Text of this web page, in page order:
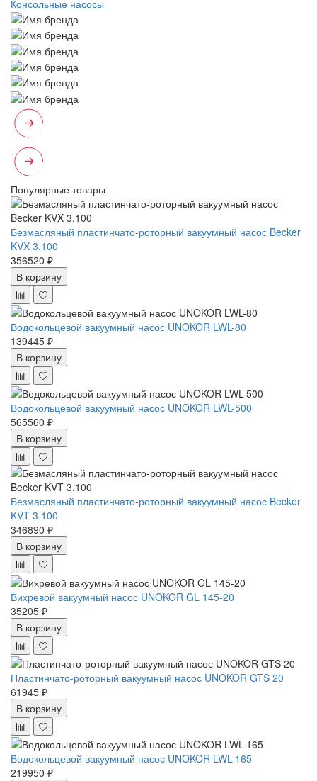
Консольные насосы
Популярные товары
Безмасляный пластинчато-роторный вакуумный насос Becker
KVX 3.100
356520 ₽
В корзину
Водокольцевой вакуумный насос UNOKOR LWL-80
139445 ₽
В корзину
Водокольцевой вакуумный насос UNOKOR LWL-500
565560 ₽
В корзину
Безмасляный пластинчато-роторный вакуумный насос Becker
KVT 3.100
346890 ₽
В корзину
Вихревой вакуумный насос UNOKOR GL 145-20
35205 ₽
В корзину
Пластинчато-роторный вакуумный насос UNOKOR GTS 20
61945 ₽
В корзину
Водокольцевой вакуумный насос UNOKOR LWL-165
219950 ₽